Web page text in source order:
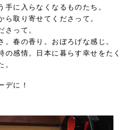
手に入らなくなるものたち。
ら取り寄せてくださって。
さって。
。春の香り。おぼろげな感じ。
の感情。日本に暮らす幸せをたく
。
デに！